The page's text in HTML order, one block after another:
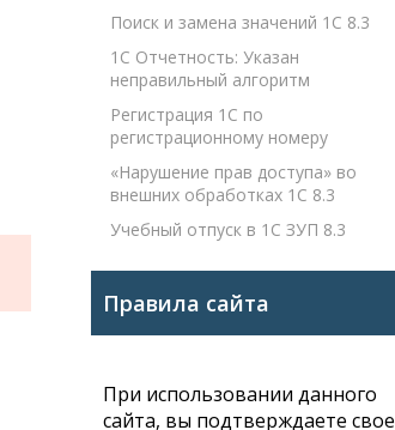
Поиск и замена значений 1С 8.3
1С Отчетность: Указан
неправильный алгоритм
Регистрация 1С по
регистрационному номеру
«Нарушение прав доступа» во
внешних обработках 1С 8.3
Учебный отпуск в 1С ЗУП 8.3
Правила сайта
При использовании данного
сайта, вы подтверждаете свое